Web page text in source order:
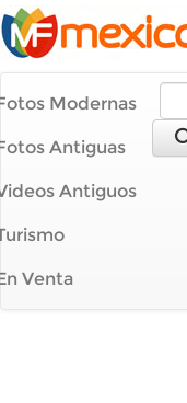
Modernas
Antiguas
Antiguos
Venta